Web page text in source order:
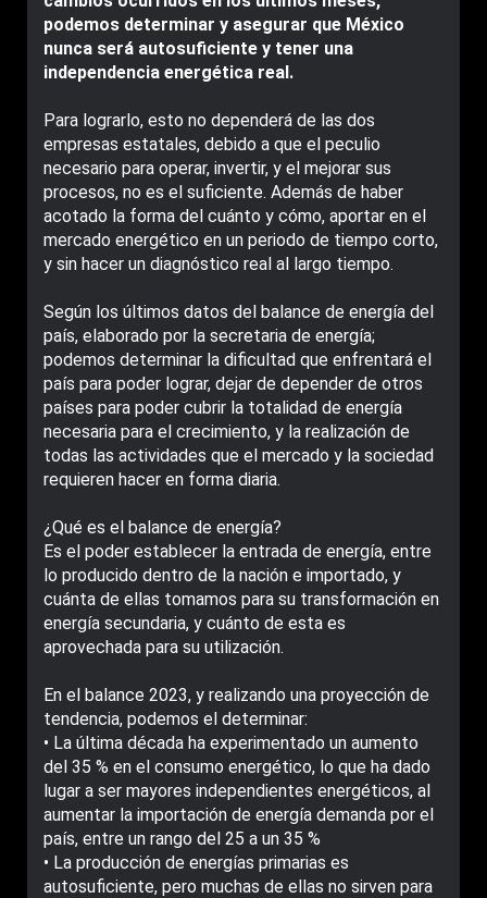
podemos determinar y asegurar que México
nunca será autosuficiente y tener una
independencia energética real.
Para lograrlo, esto no dependerá de las dos
empresas estatales, debido a que el peculio
necesario para operar, invertir, y el mejorar sus
procesos, no es el suficiente. Además de haber
acotado la forma del cuánto y cómo, aportar en el
mercado energético en un periodo de tiempo corto,
y sin hacer un diagnóstico real al largo tiempo.
Según los últimos datos del balance de energía del
país, elaborado por la secretaria de energía;
podemos determinar la dificultad que enfrentará el
país para poder lograr, dejar de depender de otros
países para poder cubrir la totalidad de energía
necesaria para el crecimiento, y la realización de
todas las actividades que el mercado y la sociedad
requieren hacer en forma diaria.
¿Qué es el balance de energía?
Es el poder establecer la entrada de energía, entre
lo producido dentro de la nación e importado, y
cuánta de ellas tomamos para su transformación en
energía secundaria, y cuánto de esta es
aprovechada para su utilización.
En el balance 2023, y realizando una proyección de
tendencia, podemos el determinar:
• La última década ha experimentado un aumento
del 35 % en el consumo energético, lo que ha dado
lugar a ser mayores independientes energéticos, al
aumentar la importación de energía demanda por el
país, entre un rango del 25 a un 35 %
• La producción de energías primarias es
autosuficiente, pero muchas de ellas no sirven para